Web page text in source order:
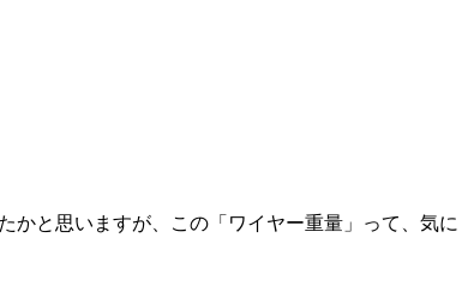
かと思いますが、この「ワイヤー重量」って、気に